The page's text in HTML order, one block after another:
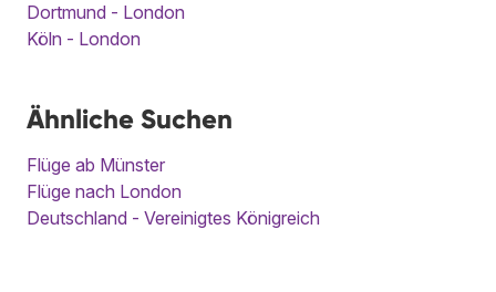
Dortmund - London
Köln - London
Ähnliche Suchen
Flüge ab Münster
Flüge nach London
Deutschland - Vereinigtes Königreich